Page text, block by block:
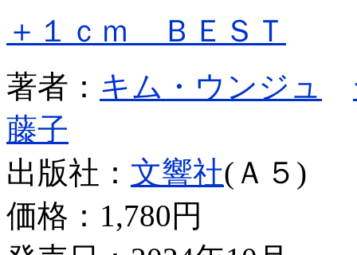
＋１ｃｍ ＢＥＳＴ
著者： キム・ウンジュ
藤子
出版社： 文響社(Ａ５)
価格： 1,780円